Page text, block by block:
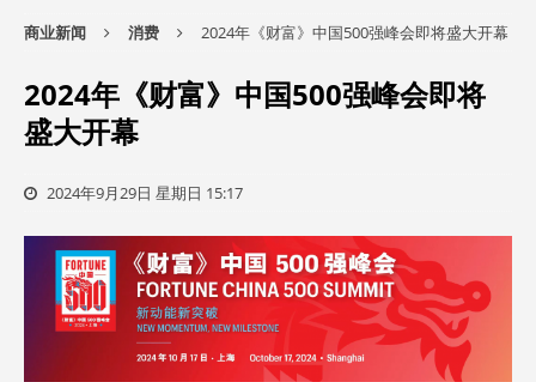
商业新闻 消费 2024年《财富》中国500强峰会即将盛大开幕
2024年《财富》中国500强峰会即将
盛大开幕
2024年9月29日 星期日 15:17